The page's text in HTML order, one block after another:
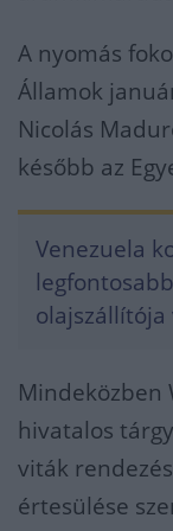
A nyomás
Államok
Nicolás
később az
Venezuela
olajszállítója
Mindeközben
hivatalos
viták
értesülése